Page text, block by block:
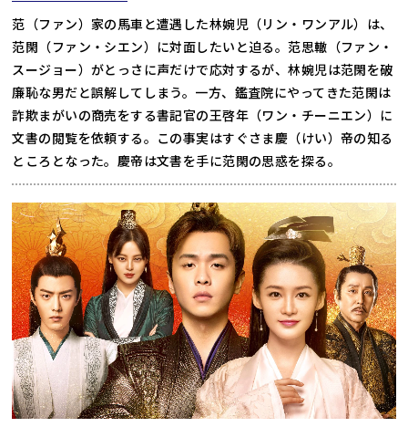
范（ファン）家の馬車と遭遇した林婉児（リン・ワンアル）は、
范閑（ファン・シエン）に対面したいと迫る。范思轍（ファン・
スージョー）がとっさに声だけで応対するが、林婉児は范閑を破
廉恥な男だと誤解してしまう。一方、鑑査院にやってきた范閑は
詐欺まがいの商売をする書記官の王啓年（ワン・チーニエン）に
文書の閲覧を依頼する。この事実はすぐさま慶（けい）帝の知る
ところとなった。慶帝は文書を手に范閑の思惑を探る。